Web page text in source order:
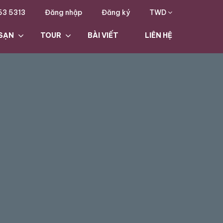
5313 Đăng nhập Đăng ký TWD
TOUR BÀI VIẾT LIÊN HỆ